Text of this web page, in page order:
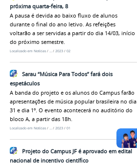
próxima quarta-feira, 8
A pausa é devida ao baixo fluxo de alunos
durante o final do ano letivo. As refeições
voltarão a ser servidas a partir do dia 14/03, início
do próximo semestre.
Localizado em Notícias / … / 2023 / 02
Sarau “Música Para Todos” fará dois
espetáculos
A banda do projeto e os alunos do Campus farão
apresentações de música popular brasileira no dia
31 e dia 1º. O evento acontecerá no auditório do
bloco A, a partir das 18h.
Localizado em Notícias / … / 2023 / 01
Projeto do Campus JF é aprovado em edital
nacional de incentivo científico